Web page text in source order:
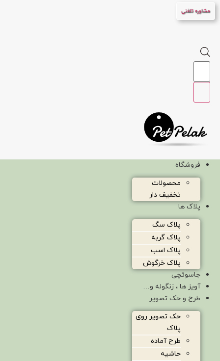
پرش
به
مشاوره تلفنی
Products
فروشگاه
محصولات
تخفیف دار
پلاک ها
پلاک سگ
پلاک گربه
پلاک اسب
پلاک خرگوش
جاسوئچی
آویز ها ، زنگوله و…
طرح و حک تصویر
حک تصویر روی
پلاک
طرح آماده
حاشیه